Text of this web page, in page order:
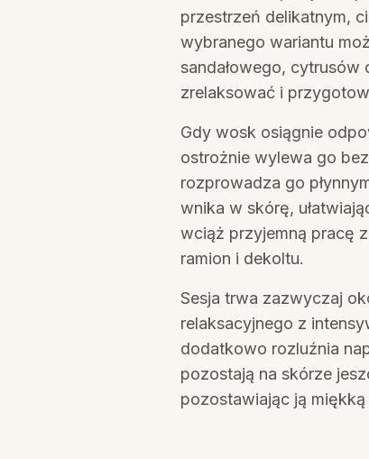
przestrzeń delikatnym,
wybranego wariantu
sandałowego, cytrusów
zrelaksować i
Gdy wosk osiągnie
ostrożnie wylewa go
rozprowadza go
wnika w skórę,
wciąż przyjemną pracę
ramion i dekoltu.
Sesja trwa zazwyczaj
relaksacyjnego z
dodatkowo rozluźnia
pozostają na skórze
pozostawiając ją